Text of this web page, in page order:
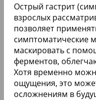
Острый гастрит
взрослых
позволяет
симптоматические
маскировать с
ферментов,
Хотя временно
ощущения, это
осложнениям в